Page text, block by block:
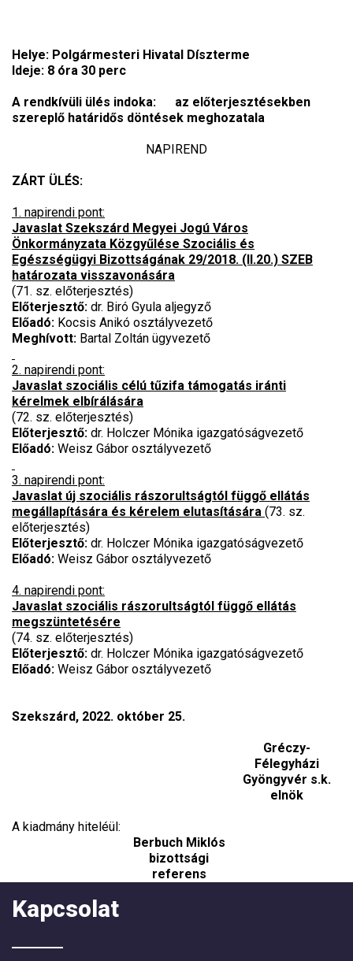
Helye: Polgármesteri Hivatal Díszterme
Ideje: 8 óra 30 perc
A rendkívüli ülés indoka: az előterjesztésekben
szereplő határidős döntések meghozatala
NAPIREND
ZÁRT ÜLÉS:
1. napirendi pont:
Javaslat Szekszárd Megyei Jogú Város
Önkormányzata Közgyűlése Szociális és
Egészségügyi Bizottságának 29/2018. (II.20.) SZEB
határozata visszavonására
(71. sz. előterjesztés)
Előterjesztő: dr. Biró Gyula aljegyző
Előadó: Kocsis Anikó osztályvezető
Meghívott: Bartal Zoltán ügyvezető
2. napirendi pont:
Javaslat szociális célú tűzifa támogatás iránti
kérelmek elbírálására
(72. sz. előterjesztés)
Előterjesztő: dr. Holczer Mónika igazgatóságvezető
Előadó: Weisz Gábor osztályvezető
3. napirendi pont:
Javaslat új szociális rászorultságtól függő ellátás
megállapítására és kérelem elutasítására (73. sz.
előterjesztés)
Előterjesztő: dr. Holczer Mónika igazgatóságvezető
Előadó: Weisz Gábor osztályvezető
4. napirendi pont:
Javaslat szociális rászorultságtól függő ellátás
megszüntetésére
(74. sz. előterjesztés)
Előterjesztő: dr. Holczer Mónika igazgatóságvezető
Előadó: Weisz Gábor osztályvezető
Szekszárd, 2022. október 25.
Gréczy-
Félegyházi
Gyöngyvér s.k.
elnök
A kiadmány hiteléül:
Berbuch Miklós
bizottsági
referens
Kapcsolat